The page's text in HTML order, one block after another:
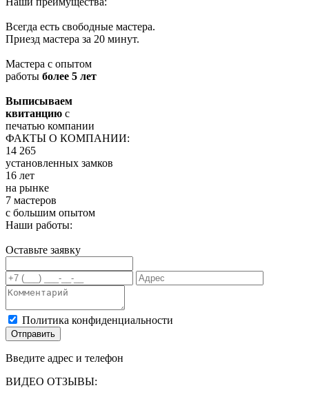
Всегда есть свободные мастера.
Приезд мастера за 20 минут.
Мастера с опытом
работы более 5 лет
Выписываем
квитанцию с
печатью компании
ФАКТЫ О КОМПАНИИ:
14 265
установленных замков
16 лет
на рынке
7 мастеров
с большим опытом
Наши работы:
Оставьте заявку
Политика конфиденциальности
Отправить
Введите адрес и телефон
ВИДЕО ОТЗЫВЫ: